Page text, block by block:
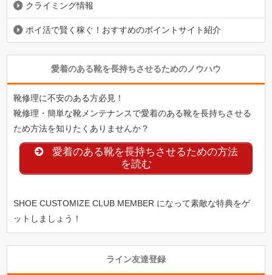
クライミング情報
ポイ活で賢く稼ぐ！おすすめのポイントサイト紹介
愛着のある靴を長持ちさせるためのノウハウ
靴修理に不安のある方必見！
靴修理・簡単な靴メンテナンスで愛着のある靴を長持ちさせる
ため方法を知りたくありませんか？
愛着のある靴を長持ちさせるための方法
を読む
SHOE CUSTOMIZE CLUB MEMBER になって素敵な特典をゲ
ットしましょう！
ライン友達登録